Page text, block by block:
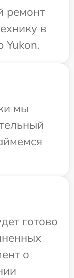
ремонт
в
Yukon.
мы
готово
о